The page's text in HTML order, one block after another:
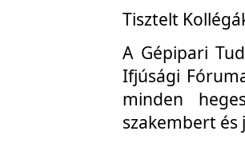
Tisztelt
A Gépipari
Ifjúsági
minden
szakembert